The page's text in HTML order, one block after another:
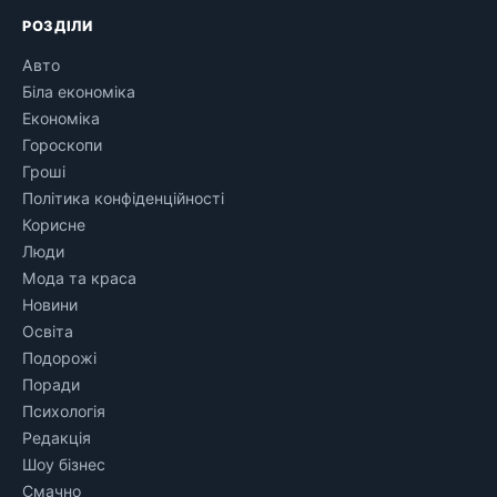
РОЗДІЛИ
Авто
Біла економіка
Економіка
Гороскопи
Гроші
Політика конфіденційності
Корисне
Люди
Мода та краса
Новини
Освіта
Подорожі
Поради
Психологія
Редакція
Шоу бізнес
Смачно